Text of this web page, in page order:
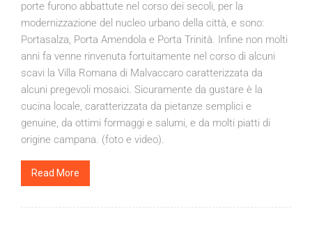
porte furono abbattute nel corso dei secoli, per la
modernizzazione del nucleo urbano della città, e sono:
Portasalza, Porta Amendola e Porta Trinità. Infine non molti
anni fa venne rinvenuta fortuitamente nel corso di alcuni
scavi la Villa Romana di Malvaccaro caratterizzata da
alcuni pregevoli mosaici. Sicuramente da gustare è la
cucina locale, caratterizzata da pietanze semplici e
genuine, da ottimi formaggi e salumi, e da molti piatti di
origine campana. (foto e video).
Read More